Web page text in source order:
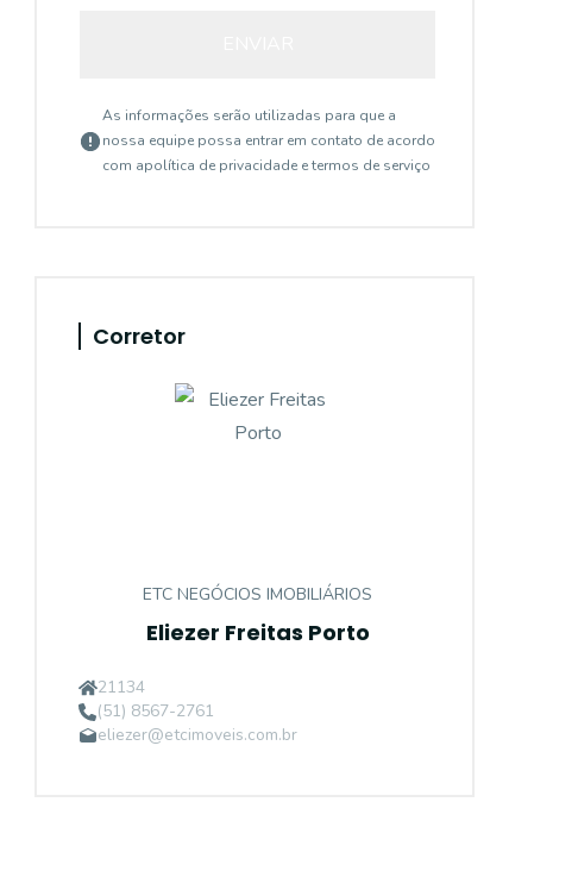
As informações serão utilizadas para que a
nossa equipe possa entrar em contato de acordo
com apolítica de privacidade e termos de serviço
Corretor
ETC NEGÓCIOS IMOBILIÁRIOS
Eliezer Freitas Porto
21134
(51) 8567-2761
eliezer@etcimoveis.com.br